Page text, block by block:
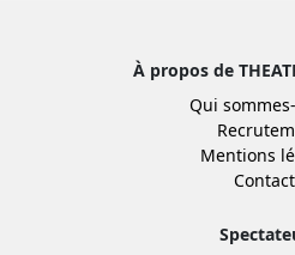
À propos de
Qui
Mentions